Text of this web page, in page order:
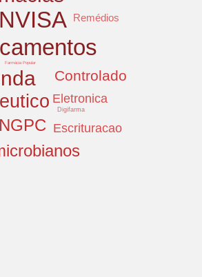
Controlado
Eletronica
Escrituracao
Remédios
Digifarma
Farmácia Popular